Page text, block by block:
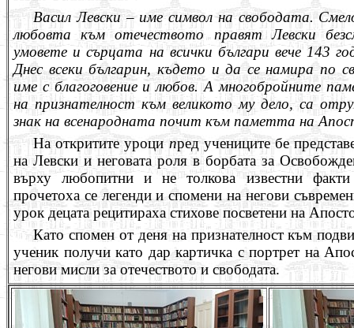
Васил Левски – име символ на свободата.
любовта към отечеството правят Левски
умовете и сърцата на всички българи вече 143
Днес всеки българин, където и да се намира по
име с благоговение и любов. А многобройните
на признателност към великото му дело, са
знак на всенародната почит към паметта на
На откритите уроципред учениците бе
на Левски и неговата роля в борбата за
върху любопитни и не толкова известни
прочетоха се легенди и спомени на негови
урок децата рецитираха стихове посветени на
Като спомен от деня на признателност към
ученик получи като дар картичка с портрет на
негови мисли за отечеството и свободата.